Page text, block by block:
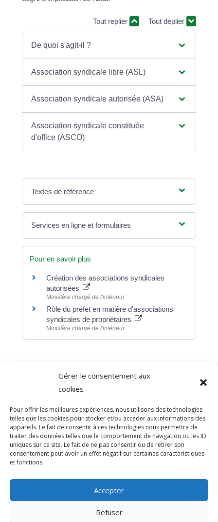
Gérer le consentement aux
cookies
Pour offrir les meilleures expériences, nous utilisons des technologies
telles que les cookies pour stocker et/ou accéder aux informations des
appareils. Le fait de consentir à ces technologies nous permettra de
traiter des données telles que le comportement de navigation ou les ID
uniques sur ce site. Le fait de ne pas consentir ou de retirer son
consentement peut avoir un effet négatif sur certaines caractéristiques
et fonctions.
Accepter
Refuser
Tout replier Tout déplier
De quoi s'agit-il ?
Association syndicale libre (ASL)
Association syndicale autorisée (ASA)
Association syndicale constituée
d'office (ASCO)
Textes de référence
Services en ligne et formulaires
Pour en savoir plus
Création des associations syndicales
autorisées
Ministère chargé de l'intérieur
Rôle du préfet en matière d'associations
syndicales de propriétaires
Ministère chargé de l'intérieur
Direction de l'information légale et administrative
comarquage developpé par